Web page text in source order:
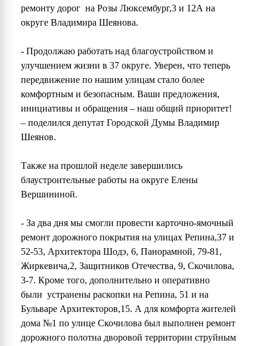
ремонту дорог на Розы Люксембург,3 и 12А на
округе Владимира Шеянова.
- Продолжаю работать над благоустройством и
улучшением жизни в 37 округе. Уверен, что теперь
передвижение по нашим улицам стало более
комфортным и безопасным. Ваши предложения,
инициативы и обращения – наш общий приоритет!
– поделился депутат Городской Думы Владимир
Шеянов.
Также на прошлой неделе завершились
блаустроительные работы на округе Елены
Вершининой.
- За два дня мы смогли провести карточно-ямочный
ремонт дорожного покрытия на улицах Репина,37 и
52-53, Архитектора Шодэ, 6, Панорамной, 79-81,
Жиркевича,2, Защитников Отечества, 9, Скочилова,
3-7. Кроме того, дополнительно и оперативно
были устранены раскопки на Репина, 51 и на
Бульваре Архитекторов,15. А для комфорта жителей
дома №1 по улице Скочилова был выполнен ремонт
дорожного полотна дворовой территории струйным